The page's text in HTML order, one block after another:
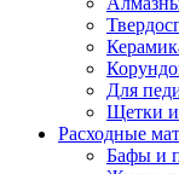
Для
Щетки и
Расходные
Бафы и